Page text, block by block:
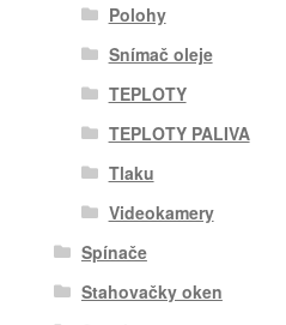
Polohy
Snímač oleje
TEPLOTY
TEPLOTY PALIVA
Tlaku
Videokamery
Spínače
Stahovačky oken